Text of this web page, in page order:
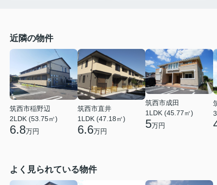
近隣の物件
筑西市稲野辺
2LDK (53.75㎡)
6.8万円
筑西市直井
1LDK (47.18㎡)
6.6万円
筑西市成田
1LDK (45.77㎡)
5万円
よく見られている物件